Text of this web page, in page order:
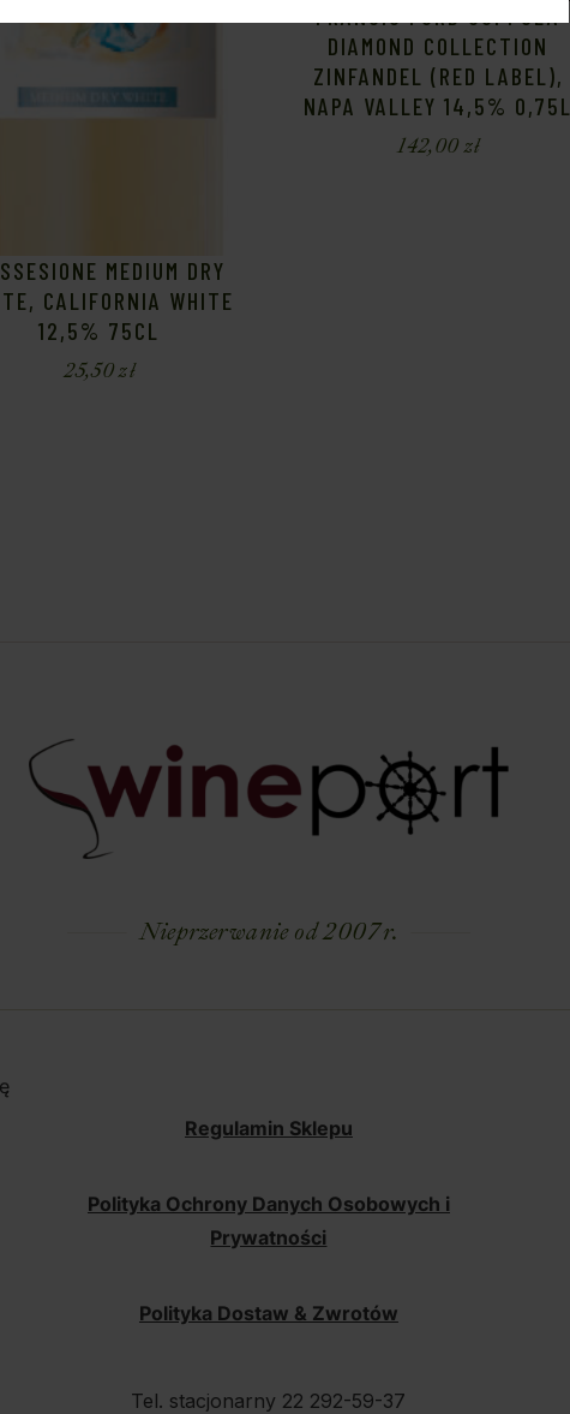
MEDIUM DRY
CALIFORNIA WHITE
12,5% 75CL
25,50zł
FRANCIS FORD COPPOLA
DIAMOND COLLECTION
ZINFANDEL (RED LABEL),
NAPA VALLEY 14,5% 0,75L
142,00zł
Nieprzerwanie od 2007 r.
Regulamin Sklepu
Polityka Ochrony Danych Osobowych i
Prywatności
Polityka Dostaw & Zwrotów
Tel. stacjonarny 22 292-59-37